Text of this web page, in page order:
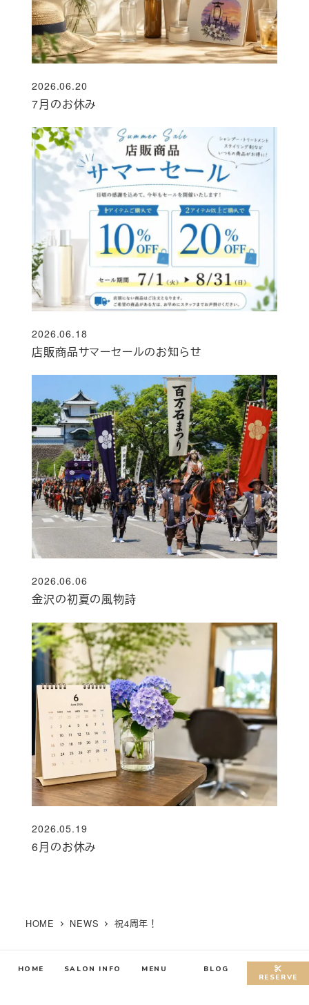
7月のお休み
投稿日
2026.06.20
店販商品サマーセールのお知らせ
投稿日
2026.06.18
金沢の初夏の風物詩
投稿日
2026.06.06
6月のお休み
投稿日
2026.05.19
HOME NEWS 祝4周年！
HOME SALON INFO MENU
BLOG
RESERVE